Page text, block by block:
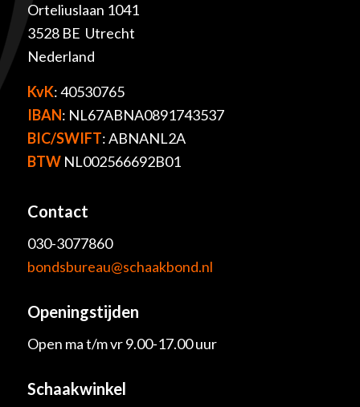
Orteliuslaan 1041
3528 BE Utrecht
Nederland
KvK: 40530765
IBAN: NL67ABNA0891743537
BIC/SWIFT: ABNANL2A
BTWNL002566692B01
Contact
030-3077860
bondsbureau@schaakbond.nl
Openingstijden
Open ma t/m vr 9.00-17.00 uur
Schaakwinkel